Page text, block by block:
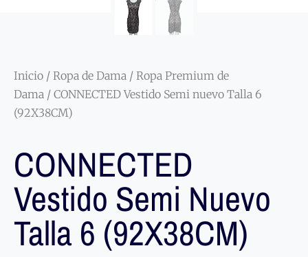
Inicio / Ropa de Dama / Ropa Premium de
Dama / CONNECTED Vestido Semi nuevo Talla 6
(92X38CM)
CONNECTED
Vestido Semi Nuevo
Talla 6 (92X38CM)